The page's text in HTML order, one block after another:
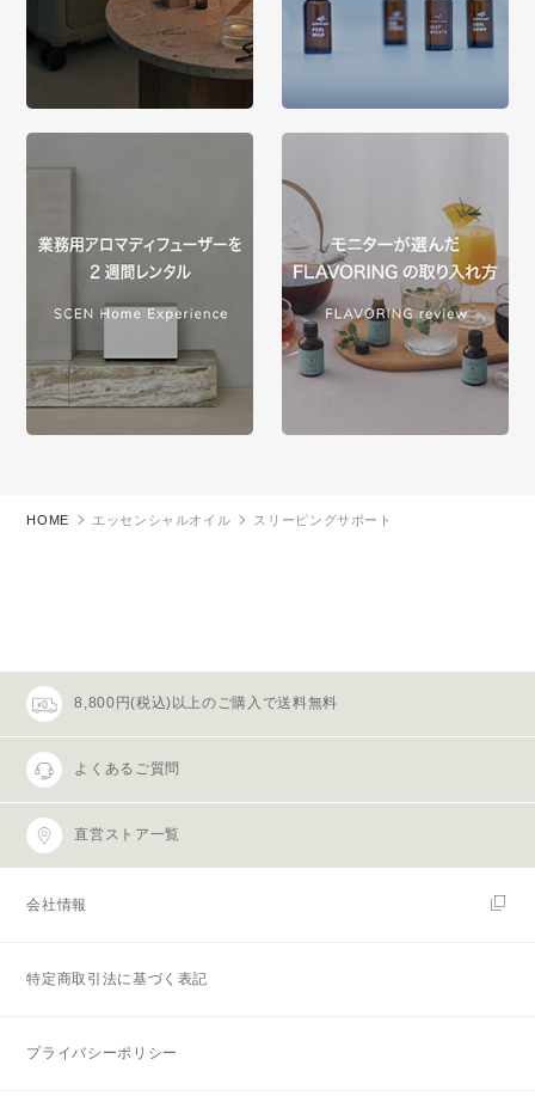
HOME エッセンシャルオイル スリーピングサポート
8,800円(税込)以上のご購入で送料無料
よくあるご質問
直営ストア一覧
会社情報
特定商取引法に基づく表記
プライバシーポリシー